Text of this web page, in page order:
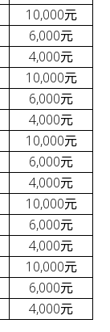
i
g
a
t
i
o
n
10,000元
6,000元
4,000元
10,000元
6,000元
4,000元
10,000元
6,000元
4,000元
10,000元
6,000元
4,000元
10,000元
6,000元
4,000元